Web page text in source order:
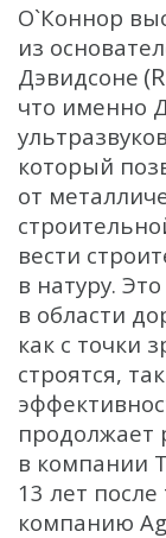
О`Коннор
из
Дэвидсоне
что именно
который
от
вести
в натуру.
в области
как с точки
строятся,
продолжает
в компании
13 лет
компанию